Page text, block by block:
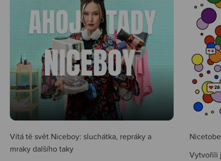
Vítá tě svět Niceboy: sluchátka, repráky a
mraky dalšího taky
Vytvořili